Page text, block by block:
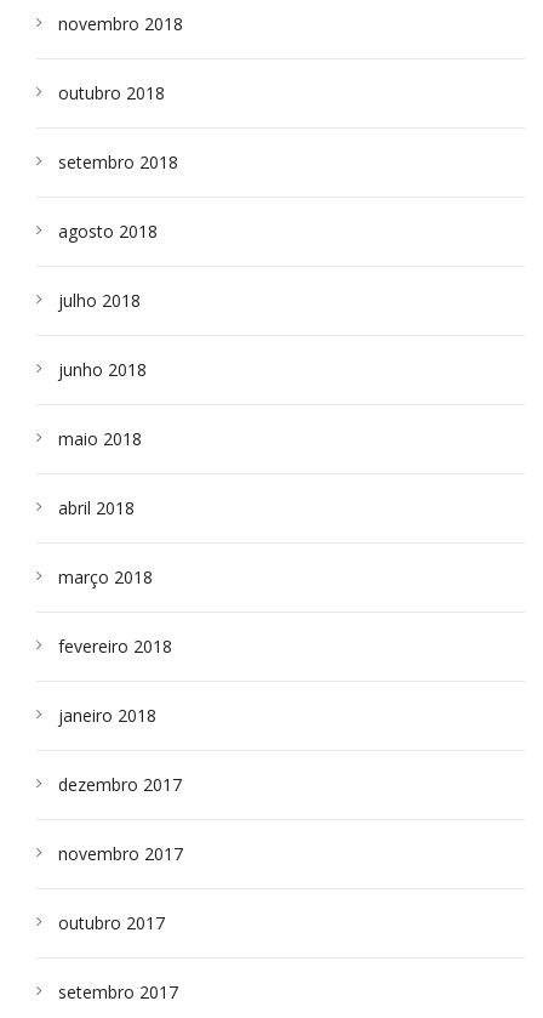
novembro 2018
outubro 2018
setembro 2018
agosto 2018
julho 2018
junho 2018
maio 2018
abril 2018
março 2018
fevereiro 2018
janeiro 2018
dezembro 2017
novembro 2017
outubro 2017
setembro 2017